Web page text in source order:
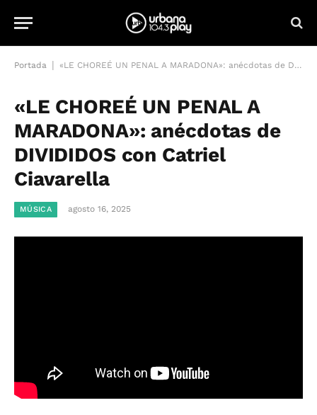
Portada «LE CHOREÉ UN PENAL A MARADONA»: anécdotas de DIVIDIDOS con Catriel Ciavarella
«LE CHOREÉ UN PENAL A
MARADONA»: anécdotas de
DIVIDIDOS con Catriel
Ciavarella
MÚSICA agosto 16, 2025